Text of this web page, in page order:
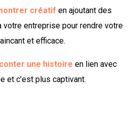
créatif en ajoutant des
entreprise pour rendre votre
et efficace.
une histoireen lien avec
et c’est plus captivant.